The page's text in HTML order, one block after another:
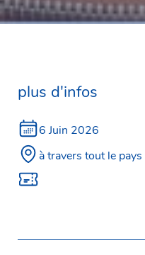
plus d'infos
6 Juin 2026
à travers tout le pays